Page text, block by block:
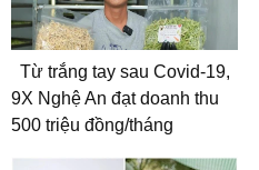
Từ trắng tay sau Covid-19,
9X Nghệ An đạt doanh thu
500 triệu đồng/tháng